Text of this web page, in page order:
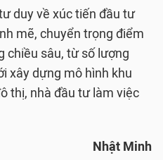
duy về xúc tiến đầu tư
mẽ, chuyển trọng điểm
chiều sâu, từ số lượng
xây dựng mô hình khu
thị, nhà đầu tư làm việc
Nhật Minh